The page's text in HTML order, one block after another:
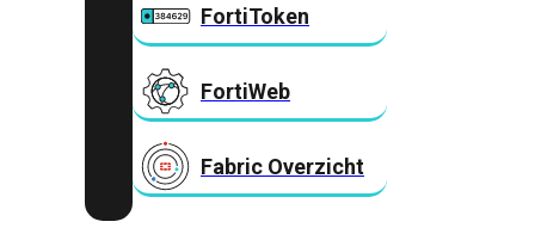
FortiToken
FortiWeb
Fabric Overzicht